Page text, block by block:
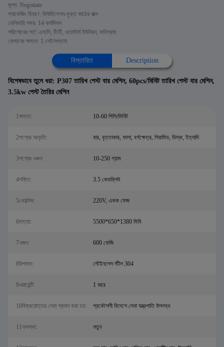
মূল্য: Negotiate
প্যাকেজিং বিবরণ: ফিউমিগেশন-মুক্ত কাঠের বাক্স
ডেলিভারি সময়: 14 কার্যদিবস
পরিশোধের শর্ত: এল/সি, টি/টি, ওয়েস্টার্ন ইউনিয়ন, মানিগ্রাম
যোগানের ক্ষমতা: 1 সেট/সপ্তাহ
বিস্তারিত Description
বিশেষভাবে তুলে ধরা: P307 তারিখ পেস্ট বার মেশিন, 60pcs/মিনিট তারিখ পেস্ট বার মেশিন,
3.5kw পেস্ট তৈরির মেশিন
1ক্ষমতা: 10-60 পিসি/মিনিট
2পণ্যের আকৃতি: বার, বৃত্তাকার, ফালা, বর্গক্ষেত্র, পিরামিড, ডিস্ক, ইত্যাদি
3পণ্যের ওজন: 10-250 গ্রাম
4শক্তি: 3.5 কেডব্লিউ
5ভোল্টেজ: 220V, একক ফেজ
6মাত্রা: 5500*650*1380 মিমি
7ওজন: 600 কেজি
8উপাদান: স্টেইনলেস স্টীল 304
9ওয়ারেন্টি: 1 বছর
10বিক্রয়োত্তর সেবা প্রদান করা হয়: প্রকৌশলী বিদেশে সেবা যন্ত্রপাতি উপলব্ধ
11অবস্থা: নতুন